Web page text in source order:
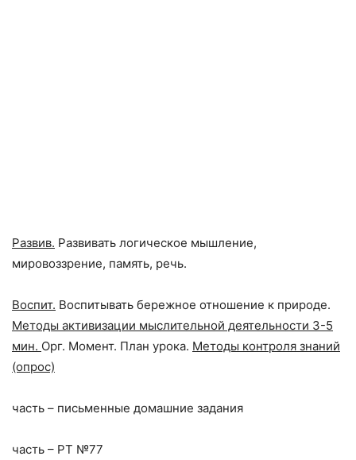
Развив. Развивать логическое мышление,
мировоззрение, память, речь.
Воспит. Воспитывать бережное отношение к природе.
Методы активизации мыслительной деятельности 3-5
мин. Орг. Момент. План урока. Методы контроля знаний
(опрос)
часть – письменные домашние задания
часть – РТ №77